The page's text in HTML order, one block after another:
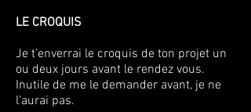
LE CROQUIS
Je t’enverrai le croquis de ton projet un
ou deux jours avant le rendez vous.
Inutile de me le demander avant, je ne
l’aurai pas.